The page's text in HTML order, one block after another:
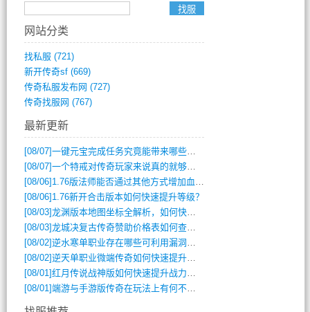
网站分类
找私服 (721)
新开传奇sf(669)
传奇私服发布网 (727)
传奇找服网 (767)
最新更新
[08/07]一键元宝完成任务究竟能带来哪些超值优势？
[08/07]一个特戒对传奇玩家来说真的就够用了吗？
[08/06] 1.76版法师能否通过其他方式增加血量？
[08/06] 1.76新开合击版本如何快速提升等级？
[08/03]龙渊版本地图坐标全解析，如何快速定位BOSS位置？
[08/03]龙城决复古传奇赞助价格表如何查询？
[08/02]逆水寒单职业存在哪些可利用漏洞？如何快速提升战力？
[08/02]逆天单职业微端传奇如何快速提升战力？新手必看攻略
[08/01]红月传说战神版如何快速提升战力？新手攻略全解析？
[08/01]端游与手游版传奇在玩法上有何不同？